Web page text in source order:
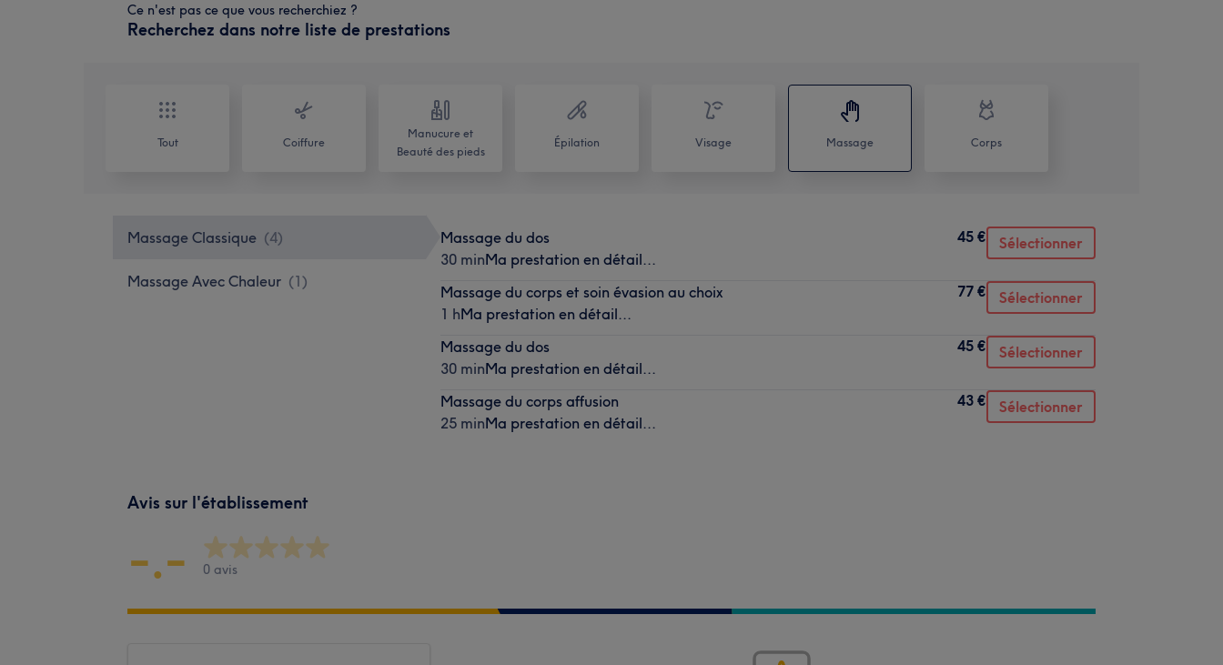
Ce n'est pas ce que vous recherchiez ?
Recherchez dans notre liste de prestations
Tout Coiffure
Manucure et
Beauté des pieds
Épilation Visage Massage Corps
Massage Classique (4)
Massage Avec Chaleur (1)
Massage du dos
30 minMa prestation en détail...
45 € Sélectionner
Massage du corps et soin évasion au choix
1 hMa prestation en détail...
77 € Sélectionner
Massage du dos
30 minMa prestation en détail...
45 € Sélectionner
Massage du corps affusion
25 minMa prestation en détail...
43 € Sélectionner
Avis sur l'établissement
-.- 0 avis